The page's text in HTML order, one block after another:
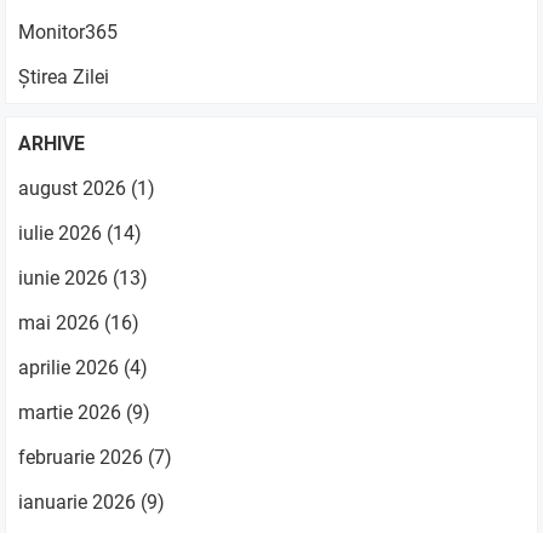
Monitor365
Știrea Zilei
ARHIVE
august 2026 (1)
iulie 2026 (14)
iunie 2026 (13)
mai 2026 (16)
aprilie 2026 (4)
martie 2026 (9)
februarie 2026 (7)
ianuarie 2026 (9)